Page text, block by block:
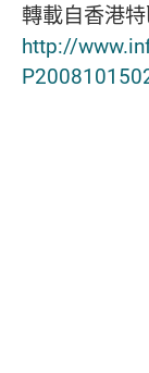
轉載自香港特
http://